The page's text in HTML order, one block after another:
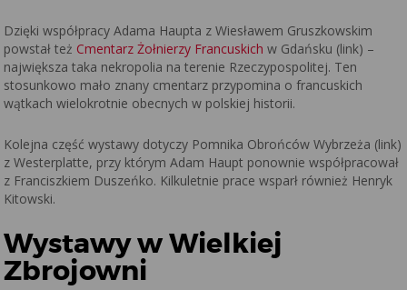
Dzięki współpracy Adama Haupta z Wiesławem Gruszkowskim
powstał też Cmentarz Żołnierzy Francuskich w Gdańsku (link) –
największa taka nekropolia na terenie Rzeczypospolitej. Ten
stosunkowo mało znany cmentarz przypomina o francuskich
wątkach wielokrotnie obecnych w polskiej historii.
Kolejna część wystawy dotyczy Pomnika Obrońców Wybrzeża (link)
z Westerplatte, przy którym Adam Haupt ponownie współpracował
z Franciszkiem Duszeńko. Kilkuletnie prace wsparł również Henryk
Kitowski.
Wystawy w Wielkiej
Zbrojowni